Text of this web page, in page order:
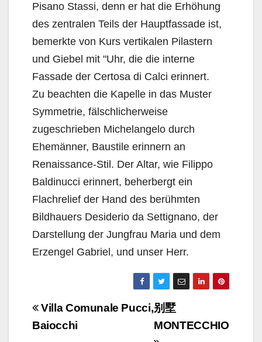
Pisano Stassi, denn er hat die Erhöhung
des zentralen Teils der Hauptfassade ist,
bemerkte von Kurs vertikalen Pilastern
und Giebel mit "Uhr, die die interne
Fassade der Certosa di Calci erinnert.
Zu beachten die Kapelle in das Muster
Symmetrie, fälschlicherweise
zugeschrieben Michelangelo durch
Ehemänner, Baustile erinnern an
Renaissance-Stil. Der Altar, wie Filippo
Baldinucci erinnert, beherbergt ein
Flachrelief der Hand des berühmten
Bildhauers Desiderio da Settignano, der
Darstellung der Jungfrau Maria und dem
Erzengel Gabriel, und unser Herr.
Navigazione
articoli
别墅
MONTECCHIO
Villa Comunale Pucci,
Baiocchi